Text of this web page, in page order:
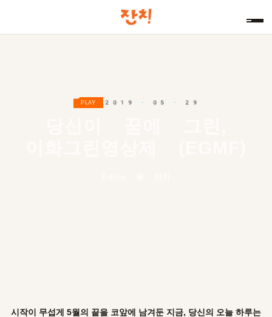
PLAY 2019 · 05 · 29
시작이 무섭게 5월의 끝을 코앞에 남겨둔 지금, 당신의 오늘 하루는